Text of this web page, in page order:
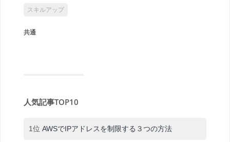
スキルアップ
共通
人気記事TOP10
1位 AWSでIPアドレスを制限する３つの方法